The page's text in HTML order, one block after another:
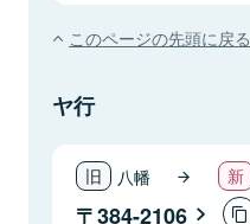
このページの先頭に戻る
ヤ行
八幡
384-2106